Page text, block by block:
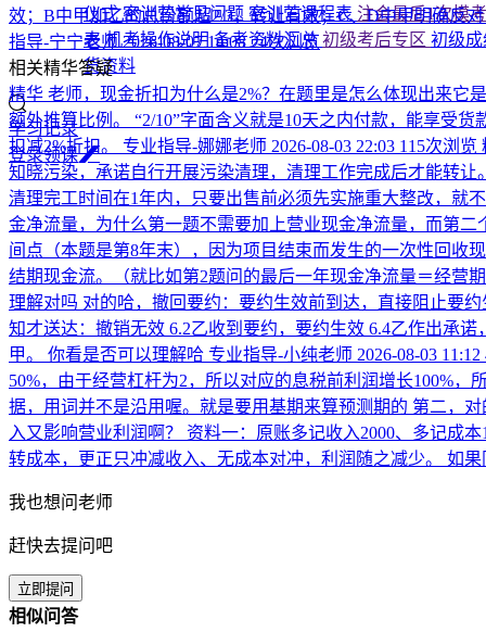
仪式密训营常见问题 密训营课程表 注会最后1次模
表机考操作说明备考资料汇总初级考后专区 初级
货资料
学习记录
登录领课
效；B中甲加乙的总份额超2/3，转让有效；C、D中甲明确反
指导-宁宁老师2026-08-07 14:0824次浏览
相关精华答疑
精华 老师，现金折扣为什么是2%？在题里是怎么体现出来它
额外推算比例。 “2/10”字面含义就是10天之内付款，能享受
扣减2%折扣。
专业指导-娜娜老师 2026-08-03 22:03 115次浏览
知晓污染，承诺自行开展污染清理，清理工作完成后才能转
清理完工时间在1年内，只要出售前必须先实施重大整改，就
金净流量，为什么第一题不需要加上营业现金净流量，而第
间点（本题是第8年末），因为项目结束而发生的一次性回收
结期现金流。（就比如第2题问的最后一年现金净流量＝经营
理解对吗 对的哈，撤回要约：要约生效前到达，直接阻止要
知才送达：撤销无效 6.2乙收到要约，要约生效 6.4乙作出承
甲。 你看是否可以理解哈 专业指导-小纯老师 2026-08-03 11:12
50%，由于经营杠杆为2，所以对应的息税前利润增长100%，
据，用词并不是沿用喔。就是要用基期来算预测期的 第二，对
入又影响营业利润啊？ 资料一：原账多记收入2000、多记成
转成本，更正只冲减收入、无成本对冲，利润随之减少。 如
我也想问老师
赶快去提问吧
立即提问
相似问答